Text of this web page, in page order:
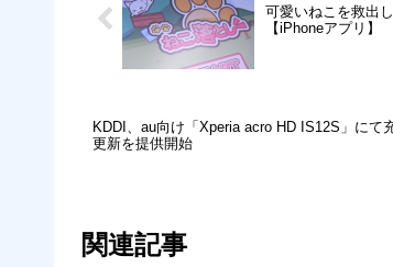
可愛いねこを救出
【iPhoneアプリ】
KDDI、au向け「Xperia acro HD IS12S」にて
更新を提供開始
関連記事